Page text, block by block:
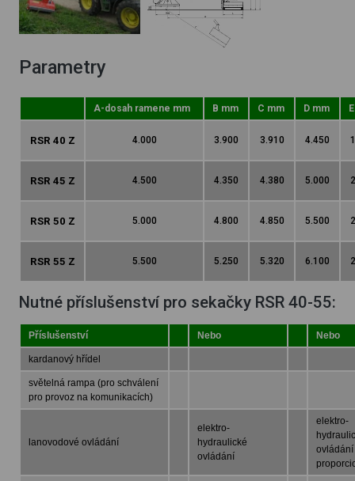
Parametry
A-dosah ramene mm B mm C mm D mm
RSR 40 Z 4.000 3.900 3.910 4.450
RSR 45 Z 4.500 4.350 4.380 5.000
RSR 50 Z 5.000 4.800 4.850 5.500
RSR 55 Z 5.500 5.250 5.320 6.100
Nutné příslušenství pro sekačky RSR 40-55:
Příslušenství Nebo Nebo
kardanový hřídel
světelná rampa (pro schválení
pro provoz na komunikacích)
lanovodové ovládání
elektro-
hydraulické
ovládání
elektro-
ovládání